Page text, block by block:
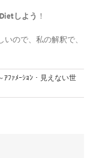
しよう ！
ので、私の解釈で、
ｱﾌｧﾒｰｼｮﾝ・見えない世